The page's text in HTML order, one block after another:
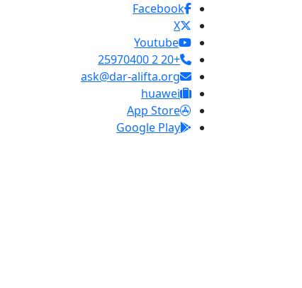
Facebook
X
Youtube
+20 2 25970400
ask@dar-alifta.org
huawei
App Store
Google Play